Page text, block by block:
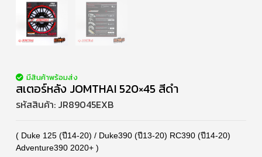
มีสินค้าพร้อมส่ง
สเตอร์หลัง JOMTHAI 520×45 สีดำ
รหัสสินค้า: JR89045EXB
( Duke 125 (ปี14-20) / Duke390 (ปี13-20) RC390 (ปี14-20)
Adventure390 2020+ )